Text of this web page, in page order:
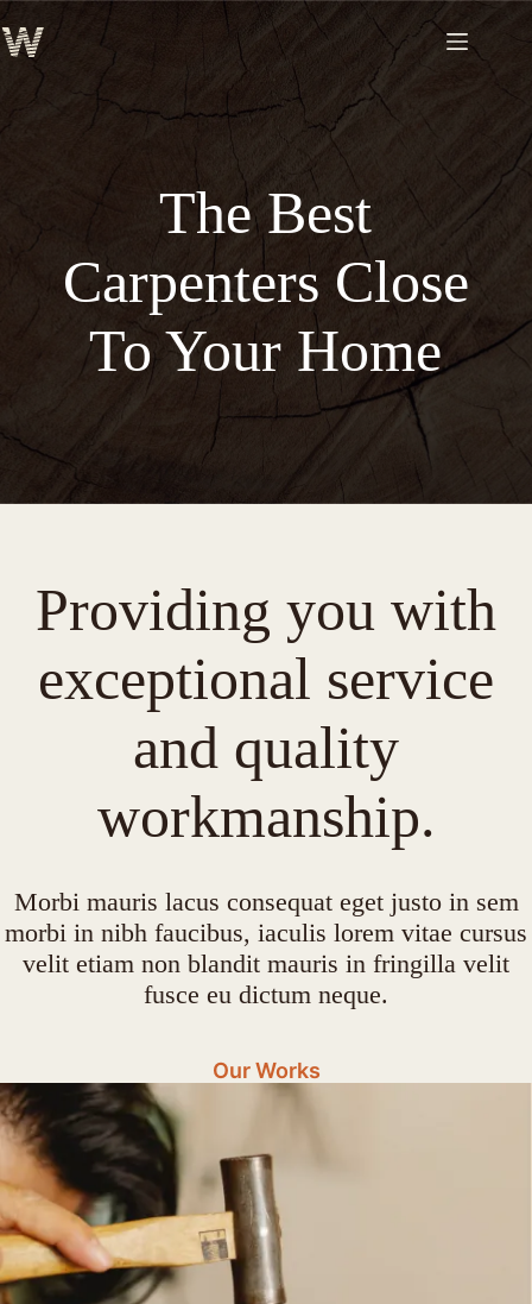
to
content
The Best
Carpenters Close
To Your Home
Providing you with
exceptional service
and quality
workmanship.
Morbi mauris lacus consequat eget justo in sem
morbi in nibh faucibus, iaculis lorem vitae cursus
velit etiam non blandit mauris in fringilla velit
fusce eu dictum neque.
Our Works